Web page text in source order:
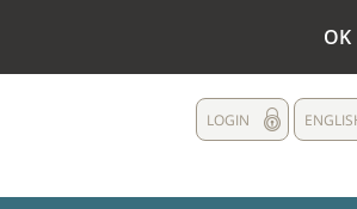
OK
LOGIN